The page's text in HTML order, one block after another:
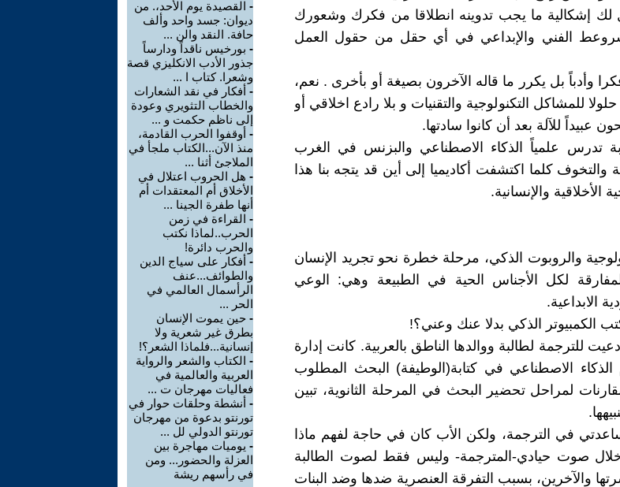
لك إشكالية ما يجب تدوينه انطلاقا من فكرك وشعورك
الفني والإبداعي في أي حقل من حقول العمل
فكرا وأدباً بل يكرر ما قاله الآخرون بصيغة أو بأخرى . نعم،
للمشاكل التكنولوجية والتقنيات و بلا رادع اخلاقي أو
عبيداً للآلة بعد أن كانوا سادتها.
تدرس علمياً الذكاء الاصطناعي والبزنس في الغرب
والتخوف كلما اكتشفت أكاديميا إلى أين قد يتجه بنا هذا
الأخلاقية والإنسانية.
والروبوت الذكي، مرحلة خطرة نحو تجريد الإنسان
لكل الأجناس الحية في الطبيعة وهي: الوعي
الابداعية.
الكمبيوتر الذكي بدلا عنك وعني؟!
العام 2024، أن دعيت للترجمة لطالبة ووالدها الناطق بالعربية. كانت إدارة
الذكاء الاصطناعي في كتابة(الوطيفة) البحث المطلوب
لمراحل تحضير البحث في المرحلة الثانوية، تبين
في الترجمة، ولكن الأب كان في حاجة لفهم ماذا
صوت حيادي-المترجمة- وليس فقط لصوت الطالبة
والآخرين، بسبب التفرقة العنصرية ضدها وضد البنات
- القصيدة يوم الأحد،. من
ديوان: جسد واحد وألف
حافة. النقد والن ...
- بورخيس ناقداً ودارساً
جذور الأدب الانكليزي قصة
وشعرا. كتاب ا ...
- أفكار في نقد الشعارات
والخطاب التثويري وعودة
إلى ناظم حكمت و ...
- أوقفوا الحرب القادمة،
منذ الآن...الكتاب ملجأ في
الملاجئ أثنا ...
- هل الحروب اعتلال في
الأخلاق أم المعتقدات أم
أنها طفرة الجينا ...
- القراءة في زمن
الحرب..لماذا نكتب
والحرب دائرة!
- أفكار على سياج الدين
والطوائف...عنف
الرأسمال العالمي في
الحر ...
- حين يموت الإنسان
بطرق غير شعرية ولا
إنسانية...فلماذا الشعر؟!
- الكتاب والشعر والرواية
العربية والعالمية في
فعاليات مهرجان ت ...
- أنشطة وحلقات حوار في
تورنتو بدعوة من مهرجان
تورنتو الدولي لل ...
- يوميات مهاجرة بين
العزلة والحضور... ومن
في رأسهم ريشة